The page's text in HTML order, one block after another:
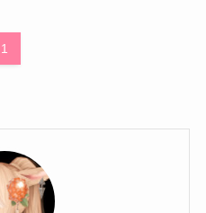
1